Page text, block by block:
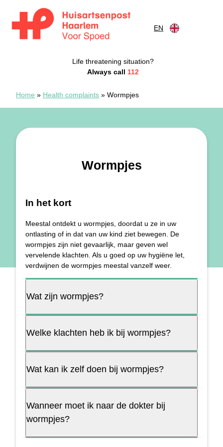
EN
Life threatening situation?
Always call 112
Home » Health complaints » Wormpjes
Wormpjes
In het kort
Meestal ontdekt u wormpjes, doordat u ze in uw
ontlasting of in dat van uw kind ziet bewegen. De
wormpjes zijn niet gevaarlijk, maar geven wel
vervelende klachten. Als u goed op uw hygiëne let,
verdwijnen de wormpjes meestal vanzelf weer.
Wat zijn wormpjes?
Welke klachten heb ik bij wormpjes?
Wat kan ik zelf doen bij wormpjes?
Wanneer moet ik naar de dokter bij
wormpjes?